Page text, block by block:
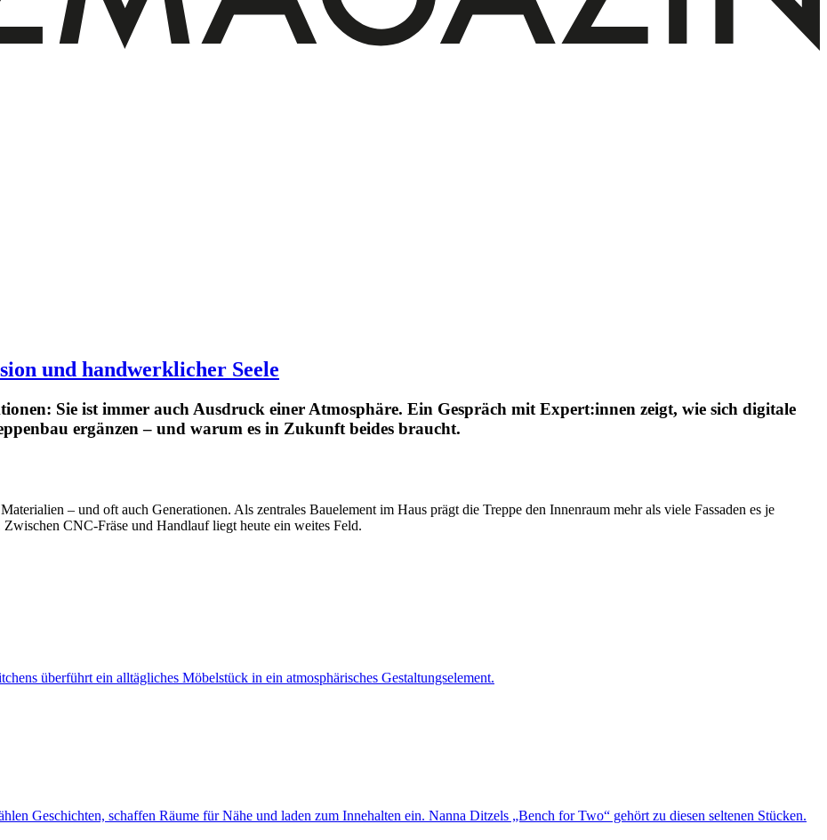
und handwerklicher Seele
Sie ist immer auch Ausdruck einer Atmosphäre. Ein Gespräch mit Expert:innen zeigt, wie sich digitale
ergänzen – und warum es in Zukunft beides braucht.
– und oft auch Generationen. Als zentrales Bauelement im Haus prägt die Treppe den Innenraum mehr als viele Fassaden es je
CNC-Fräse und Handlauf liegt heute ein weites Feld.
überführt ein alltägliches Möbelstück in ein atmosphärisches Gestaltungselement.
Geschichten, schaffen Räume für Nähe und laden zum Innehalten ein. Nanna Ditzels „Bench for Two“ gehört zu diesen seltenen Stücken.